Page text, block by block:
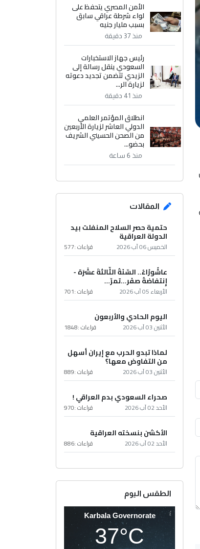
الأمن المصري يتحفظ على
لواء شرطة عراقي سابق
بسبب مليار جنيه
منذ 37 دقيقة
رئيس جهاز الاستخبارات
السعودي ينقل رسالة إلى
الزيدي تتضمن تجديد دعوته
لزيارة الر...
منذ 41 دقيقة
انطلاق المؤتمر العلمي
الدولي العاشر لزيارة الأربعين
من الصحن الحسيني الشريف
بحضو...
منذ 6 ساعة
المقالات
حتمية حصر السلاح المنفلت بيد
الدولة العراقية
الخميس 06 آب 2026 قراءات :577
عاشُورْاءُ.. السّنَةُ الثّالثةَ عشَرَة -
إِنتفاضةُ صفَر…تمرّ...
الأربعاء 05 آب 2026 قراءات :701
اليوم الحادي والأربعون
الأثنين 03 آب 2026 قراءات :1848
لماذا تبدو الحرب مع إيران أسهل
من التفاوض معها؟
الأثنين 03 آب 2026 قراءات :889
صحراء السعودي بدم العراقي !
الأحد 02 آب 2026 قراءات :970
الأكشن بنسخته العراقية
الأحد 02 آب 2026 قراءات :886
الطقس اليوم
Karbala Governorate
37°C